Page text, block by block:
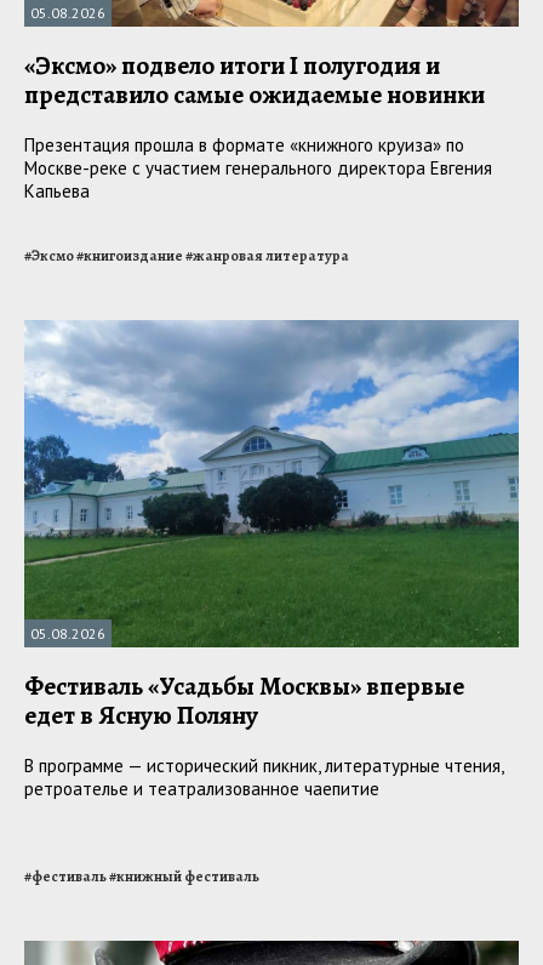
05.08.2026
«Эксмо» подвело итоги I полугодия и
представило самые ожидаемые новинки
Презентация прошла в формате «книжного круиза» по
Москве-реке с участием генерального директора Евгения
Капьева
#Эксмо#книгоиздание#жанровая литература
05.08.2026
Фестиваль «Усадьбы Москвы» впервые
едет в Ясную Поляну
В программе — исторический пикник, литературные чтения,
ретроателье и театрализованное чаепитие
#фестиваль#книжный фестиваль